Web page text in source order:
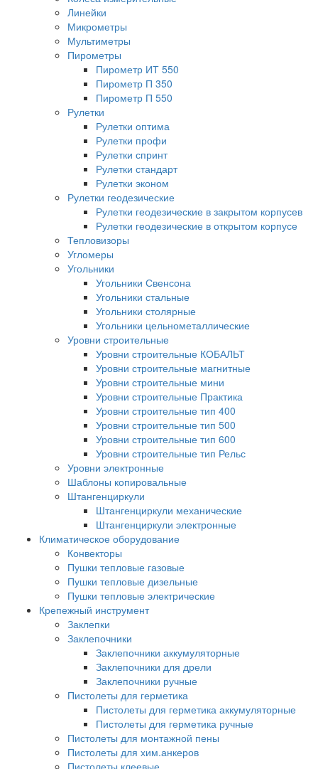
Линейки
Микрометры
Мультиметры
Пирометры
Пирометр ИТ 550
Пирометр П 350
Пирометр П 550
Рулетки
Рулетки оптима
Рулетки профи
Рулетки спринт
Рулетки стандарт
Рулетки эконом
Рулетки геодезические
Рулетки геодезические в закрытом корпусев
Рулетки геодезические в открытом корпусе
Тепловизоры
Угломеры
Угольники
Угольники Свенсона
Угольники стальные
Угольники столярные
Угольники цельнометаллические
Уровни строительные
Уровни строительные КОБАЛЬТ
Уровни строительные магнитные
Уровни строительные мини
Уровни строительные Практика
Уровни строительные тип 400
Уровни строительные тип 500
Уровни строительные тип 600
Уровни строительные тип Рельс
Уровни электронные
Шаблоны копировальные
Штангенциркули
Штангенциркули механические
Штангенциркули электронные
Климатическое оборудование
Конвекторы
Пушки тепловые газовые
Пушки тепловые дизельные
Пушки тепловые электрические
Крепежный инструмент
Заклепки
Заклепочники
Заклепочники аккумуляторные
Заклепочники для дрели
Заклепочники ручные
Пистолеты для герметика
Пистолеты для герметика аккумуляторные
Пистолеты для герметика ручные
Пистолеты для монтажной пены
Пистолеты для хим.анкеров
Пистолеты клеевые